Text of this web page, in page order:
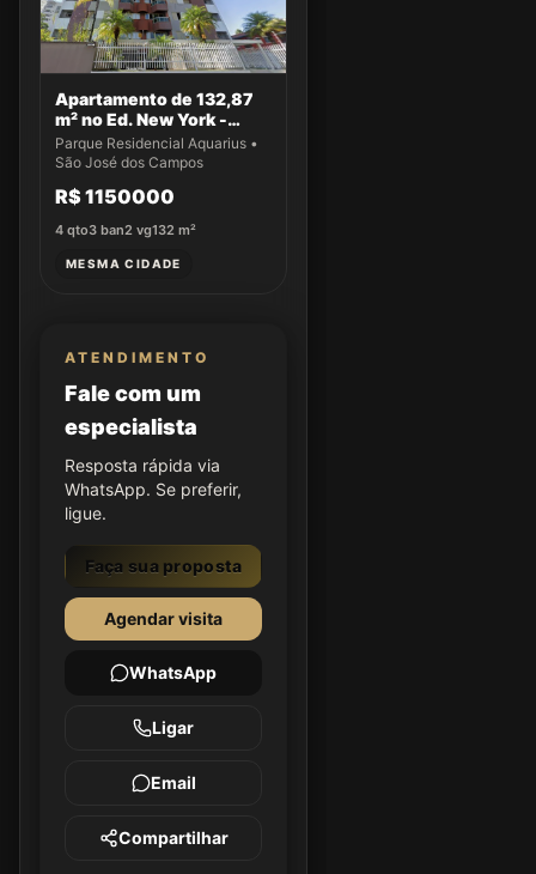
Apartamento de 132,87
m² no Ed. New York -
Apto 14
Parque Residencial Aquarius •
São José dos Campos
R$ 1150000
4 qto3 ban2 vg132 m²
MESMA CIDADE
ATENDIMENTO
Fale com um
especialista
Resposta rápida via
WhatsApp. Se preferir,
ligue.
Faça sua proposta
Agendar visita
WhatsApp
Ligar
Email
Compartilhar